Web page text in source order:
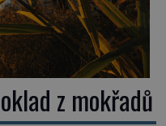
z mokřadů